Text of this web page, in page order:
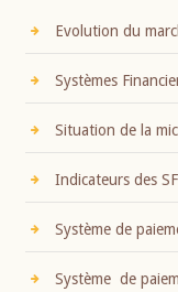
Evolution du
Systèmes
Situation de la
Indicateurs des
Système de
Système de